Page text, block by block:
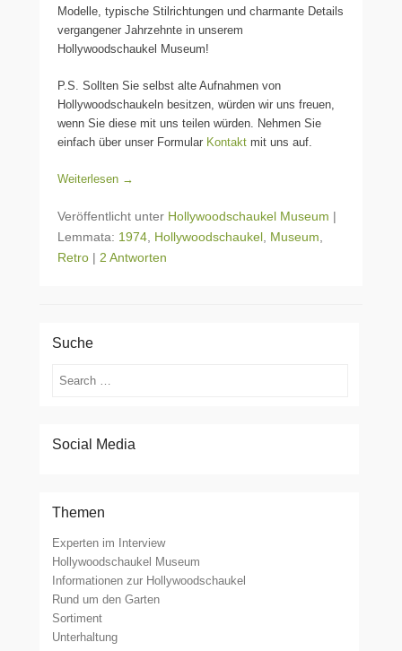
Modelle, typische Stilrichtungen und charmante Details
vergangener Jahrzehnte in unserem
Hollywoodschaukel Museum!
P.S. Sollten Sie selbst alte Aufnahmen von
Hollywoodschaukeln besitzen, würden wir uns freuen,
wenn Sie diese mit uns teilen würden. Nehmen Sie
einfach über unser Formular Kontakt mit uns auf.
Weiterlesen →
Veröffentlicht unter Hollywoodschaukel Museum |
Lemmata: 1974 Hollywoodschaukel Museum
Retro | 2 Antworten
Suche
Suchen
Social Media
Themen
Experten im Interview
Hollywoodschaukel Museum
Informationen zur Hollywoodschaukel
Rund um den Garten
Sortiment
Unterhaltung